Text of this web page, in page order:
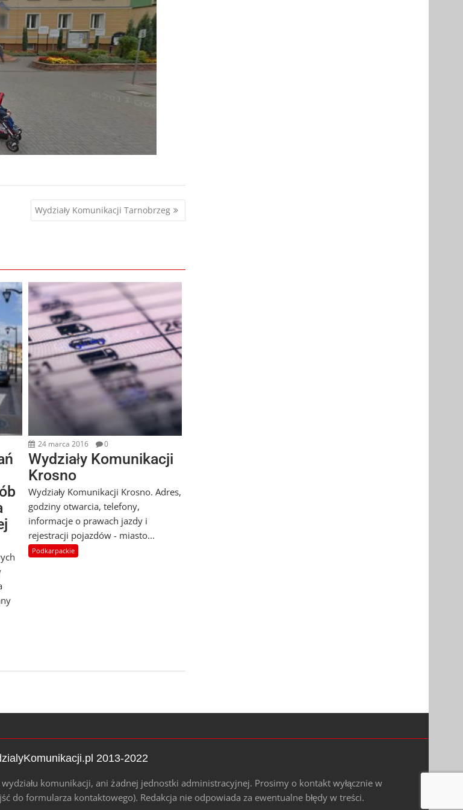
Wydziały Komunikacji Tarnobrzeg
24 marca 2016 0
Wydziały Komunikacji
Krosno
Wydziały Komunikacji Krosno. Adres,
godziny otwarcia, telefony,
informacje o prawach jazdy i
rejestracji pojazdów - miasto...
Podkarpackie
2013-2022
komunikacji, ani żadnej jednostki administracyjnej. Prosimy o kontakt wyłącznie w
do formularza kontaktowego). Redakcja nie odpowiada za ewentualne błędy w treści.